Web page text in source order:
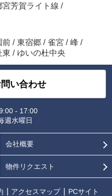
宮芳賀ライト線 /
前 / 東宿郷 / 雀宮 / 峰 /
東 / ゆいの杜中央
い合わせ
- 17:00
週水曜日
会社概要
物件リクエスト
アクセスマップ PCサイト